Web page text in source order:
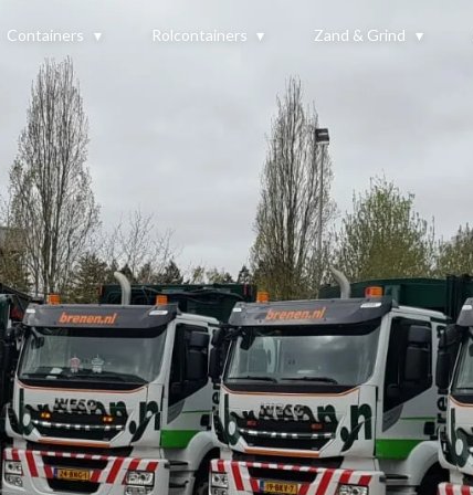
Containers Rolcontainers Zand & Grind